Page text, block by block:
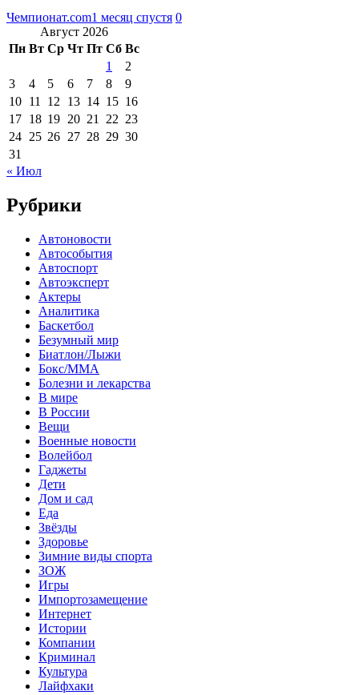
Чемпионат.com1 месяц спустя 0
Август 2026
Пн Вт Ср Чт Пт Сб Вс
1
2
3
4 5 6 7 8
9
10 11 12 13 14 15 16
17 18 19 20 21 22 23
24 25 26 27 28 29 30
31
« Июл
Рубрики
Автоновости
Автособытия
Автоспорт
Автоэксперт
Актеры
Аналитика
Баскетбол
Безумный мир
Биатлон/Лыжи
Бокс/MMA
Болезни и лекарства
В мире
В России
Вещи
Военные новости
Волейбол
Гаджеты
Дети
Дом и сад
Еда
Звёзды
Здоровье
Зимние виды спорта
ЗОЖ
Игры
Импортозамещение
Интернет
Истории
Компании
Криминал
Культура
Лайфхаки